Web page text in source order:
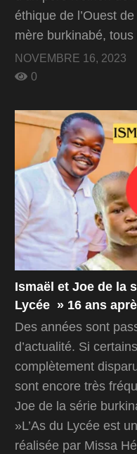
éthique de l’Ouest
mère burkinabé,
NOVEMBRE 16, 2023
0
Ismaël et Joe de la
Lycée » 16 ans
Des années sont
d’actualité. Si
complètement
sont encore très
Joe de la série
»L’As du Lycée est
réalisée par Missa